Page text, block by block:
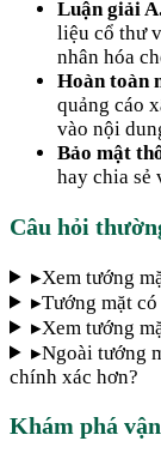
Luận giải
liệu cổ thư
nhân hóa
Hoàn toàn
quảng cáo
vào nội
Bảo mật
hay chia sẻ
Câu hỏi
▸Xem tướng
▸Tướng mặt
▸Xem tướng
▸Ngoài tướng
chính xác hơn?
Khám phá